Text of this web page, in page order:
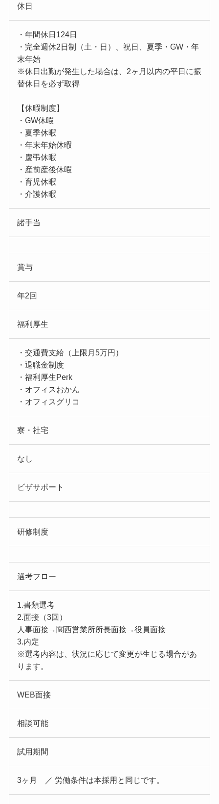
休日
・年間休日124日
・完全週休2日制（土・日）、祝日、夏季・GW・年
末年始
※休日出勤が発生した場合は、2ヶ月以内の平日に振
替休日を必ず取得
【休暇制度】
・GW休暇
・夏季休暇
・年末年始休暇
・慶弔休暇
・産前産後休暇
・育児休暇
・介護休暇
諸手当
賞与
年2回
福利厚生
・交通費支給（上限月5万円）
・退職金制度
・福利厚生Perk
・オフィスおかん
・オフィスグリコ
寮・社宅
なし
ビザサポート
研修制度
選考フロー
1.書類選考
2.面接（3回）
人事面接→関西営業所所長面接→役員面接
3.内定
※選考内容は、状況に応じて変更が生じる場合があ
ります。
WEB面接
相談可能
試用期間
3ヶ月 ／ 労働条件は本採用と同じです。